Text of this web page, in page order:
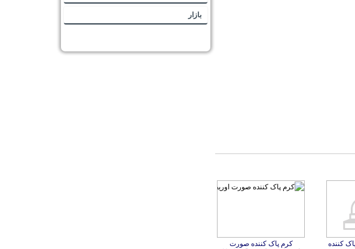
کننده
پوست
حجم کرم پاک کننده صورت
اوریفلیم مدل Hydra Care
مناسب پوست خشک و
بازار